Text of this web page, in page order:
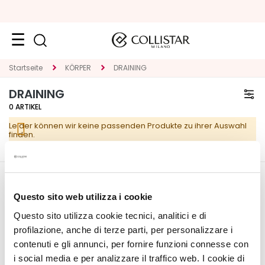
Questo sito web utilizza i cookie
Questo sito utilizza cookie tecnici, analitici e di
profilazione, anche di terze parti, per personalizzare i
contenuti e gli annunci, per fornire funzioni connesse con
i social media e per analizzare il traffico web. I cookie di
Neuheiten
Gesicht
K
A
T
G
R
S
p
Startseite KÖRPER DRAINING
DRAINING
0 ARTIKEL
Leider können wir keine passenden Produkte zu ihrer Auswahl
finden.
Über uns
Kontakt
Erklärung zur
Barrierefreiheit
Kontoinformationen
Adressbuch
Meine Bestellungen
Meine Wunschliste